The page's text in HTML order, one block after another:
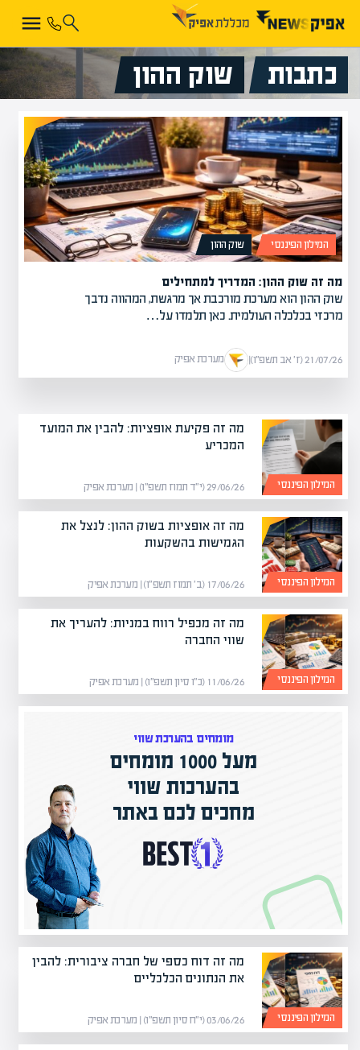
כתבות שוק ההון
המילון הפיננסי שוק ההון
מה זה שוק ההון: המדריך למתחילים
שוק ההון הוא מערכת מורכבת אך מרגשת, המהווה נדבך
מרכזי בכלכלה העולמית. כאן תלמדו על…
21/07/26 (ז׳ אב תשפ״ו) | מערכת אפיק
המילון הפיננסי
מה זה פקיעת אופציות: להבין את המועד
המכריע
29/06/26 (י״ד תמוז תשפ״ו) | מערכת אפיק
המילון הפיננסי
מה זה אופציות בשוק ההון: לנצל את
הגמישות בהשקעות
17/06/26 (ב׳ תמוז תשפ״ו) | מערכת אפיק
המילון הפיננסי
מה זה מכפיל רווח במניות: להעריך את
שווי החברה
11/06/26 (כ״ו סיון תשפ״ו) | מערכת אפיק
מומחים בהערכת שווי
מעל 1000 מומחים
בהערכות שווי
מחכים לכם באתר
המילון הפיננסי
מה זה דוח כספי של חברה ציבורית: להבין
את הנתונים הכלכליים
03/06/26 (י״ח סיון תשפ״ו) | מערכת אפיק